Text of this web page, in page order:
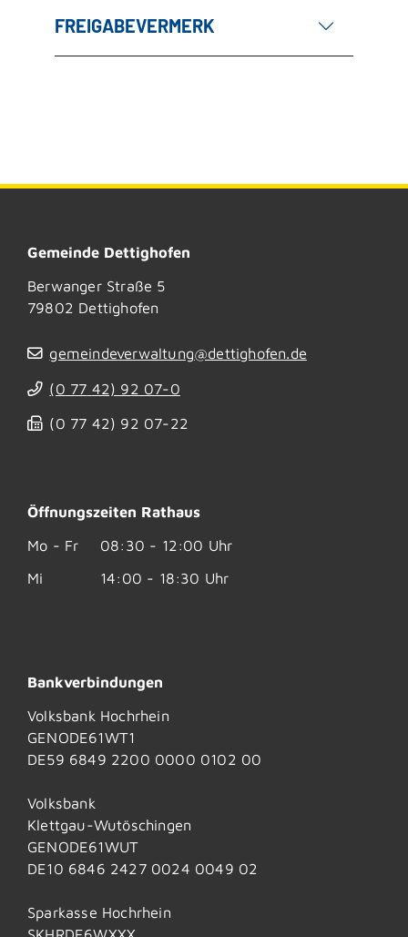
FREIGABEVERMERK
Gemeinde Dettighofen
Berwanger Straße 5
79802 Dettighofen
gemeindeverwaltung@dettighofen.de
(0 77 42) 92 07-0
(0 77 42) 92 07-22
Öffnungszeiten Rathaus
Mo - Fr
08:30 - 12:00 Uhr
Mi
14:00 - 18:30 Uhr
Bankverbindungen
Volksbank Hochrhein
GENODE61WT1
DE59 6849 2200 0000 0102 00
Volksbank
Klettgau-Wutöschingen
GENODE61WUT
DE10 6846 2427 0024 0049 02
Sparkasse Hochrhein